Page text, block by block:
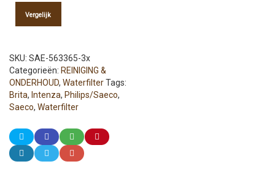
Vergelijk
SKU: SAE-563365-3x
Categorieën: REINIGING &
ONDERHOUD, WaterfilterTags:
Brita, Intenza, Philips/Saeco,
Saeco, Waterfilter